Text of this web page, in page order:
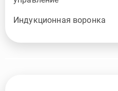
Индукционная воронка